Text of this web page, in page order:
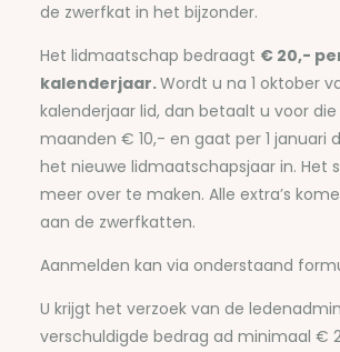
de zwerfkat in het bijzonder.
Het lidmaatschap bedraagt € 20,-
kalenderjaar.Wordt u na 1 oktober
kalenderjaar lid, dan betaalt u voor
maanden € 10,- en gaat per 1 januari
het nieuwe lidmaatschapsjaar in. Het
meer over te maken. Alle extra’s
aan de zwerfkatten.
Aanmelden kan via onderstaand
U krijgt het verzoek van de
verschuldigde bedrag ad minimaal €